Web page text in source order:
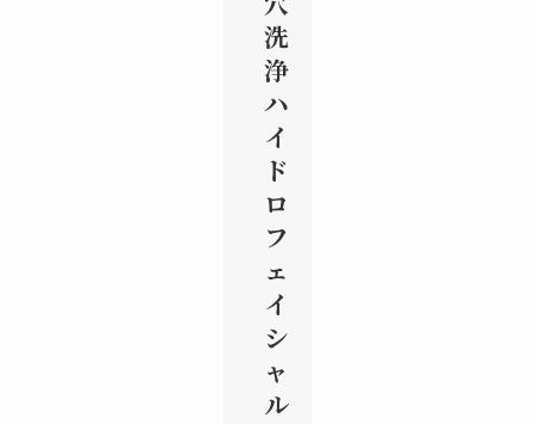
洗
浄
ハ
イ
ド
ロ
フ
ェ
イ
シ
ャ
ル